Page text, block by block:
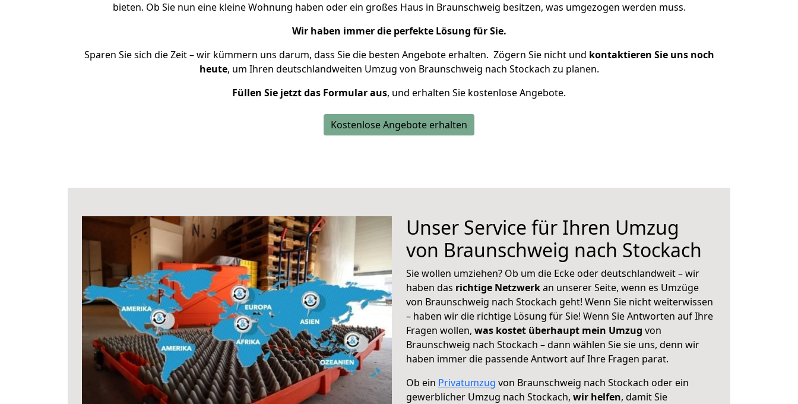
bieten. Ob Sie nun eine kleine Wohnung haben oder ein großes Haus in Braunschweig besitzen, was umgezogen werden muss.
Wir haben immer die perfekte Lösung für Sie.
Sparen Sie sich die Zeit – wir kümmern uns darum, dass Sie die besten Angebote erhalten. Zögern Sie nicht und kontaktieren Sie uns noch
heute, um Ihren deutschlandweiten Umzug von Braunschweig nach Stockach zu planen.
Füllen Sie jetzt das Formular aus, und erhalten Sie kostenlose Angebote.
Kostenlose Angebote erhalten
Unser Service für Ihren Umzug
von Braunschweig nach Stockach
Sie wollen umziehen? Ob um die Ecke oder deutschlandweit – wir
haben das richtige Netzwerkan unserer Seite, wenn es Umzüge
von Braunschweig nach Stockach geht! Wenn Sie nicht weiterwissen
– haben wir die richtige Lösung für Sie! Wenn Sie Antworten auf Ihre
Fragen wollen, was kostet überhaupt mein Umzug von
Braunschweig nach Stockach – dann wählen Sie sie uns, denn wir
haben immer die passende Antwort auf Ihre Fragen parat.
Ob ein Privatumzug von Braunschweig nach Stockach oder ein
gewerblicher Umzug nach Stockach, wir helfen, damit Sie